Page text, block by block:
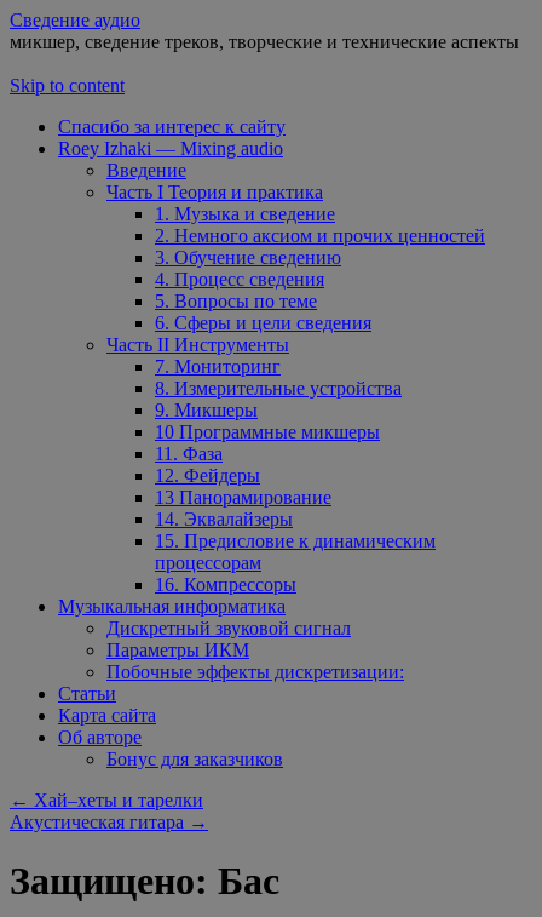
Сведение аудио
микшер, сведение треков, творческие и технические аспекты
Skip to content
Спасибо за интерес к сайту
Roey Izhaki — Mixing audio
Введение
Часть I Теория и практика
1. Музыка и сведение
2. Немного аксиом и прочих ценностей
3. Обучение сведению
4. Процесс сведения
5. Вопросы по теме
6. Сферы и цели сведения
Часть II Инструменты
7. Мониторинг
8. Измерительные устройства
9. Микшеры
10 Программные микшеры
11. Фаза
12. Фейдеры
13 Панорамирование
14. Эквалайзеры
15. Предисловие к динамическим
процессорам
16. Компрессоры
Музыкальная информатика
Дискретный звуковой сигнал
Параметры ИКМ
Побочные эффекты дискретизации:
Статьи
Карта сайта
Об авторе
Бонус для заказчиков
← Хай–хеты и тарелки
Акустическая гитара →
Защищено: Бас